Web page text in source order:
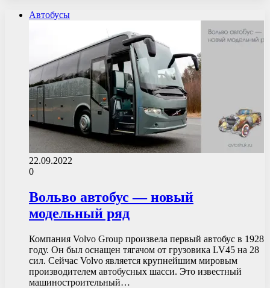
Автобусы
22.09.2022
0
Вольво автобус — новый
модельный ряд
Компания Volvo Group произвела первый автобус в 1928
году. Он был оснащен тягачом от грузовика LV45 на 28
сил. Сейчас Volvo является крупнейшим мировым
производителем автобусных шасси. Это известный
машиностроительный…